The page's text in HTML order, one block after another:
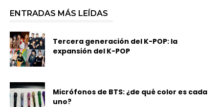
ENTRADAS MÁS LEÍDAS
Tercera generación del K-POP: la
expansión del K-POP
Micrófonos de BTS: ¿de qué color es cada
uno?